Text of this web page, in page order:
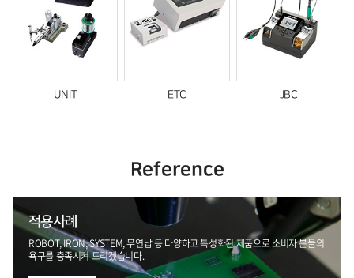
UNIT ETC JBC
Reference
적용사례
ROBOT, IRON, SYSTEM, 무연납 등 다양하고 특성화된 제품으로 소비자 분들의
욕구를 충족시켜 드리겠습니다.